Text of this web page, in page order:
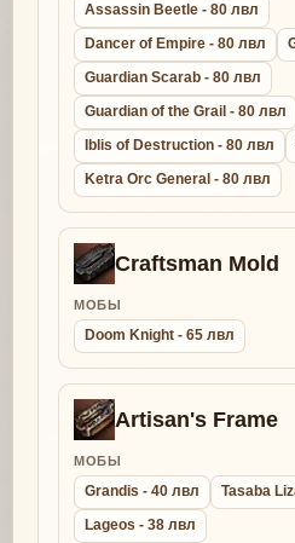
Assassin Beetle - 80 лвл
Dancer of Empire - 80 лвл
Guardian Scarab - 80 лвл
Guardian of the Grail - 80 лвл
Iblis of Destruction - 80 лвл
Ketra Orc General - 80 лвл
Craftsman Mold
МОБЫ
Doom Knight - 65 лвл
Artisan's Frame
МОБЫ
Grandis - 40 лвл
Tasaba
Lageos - 38 лвл